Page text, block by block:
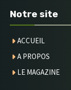
Notre site
ACCUEIL
A PROPOS
LE MAGAZINE